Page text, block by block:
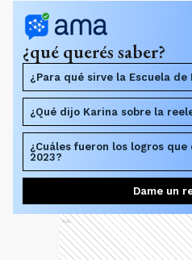
¿qué querés saber?
¿Para qué sirve la Escuela
¿Qué dijo Karina sobre la
¿Cuáles fueron los logros
2023?
Dame un
Ads